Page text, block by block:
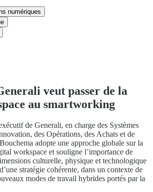
numériques
veut passer de la
au smartworking
de Generali, en charge des Systèmes
des Opérations, des Achats et de
adopte une approche globale sur la
workspace et souligne l’importance de
culturelle, physique et technologique
stratégie cohérente, dans un contexte de
modes de travail hybrides portés par la